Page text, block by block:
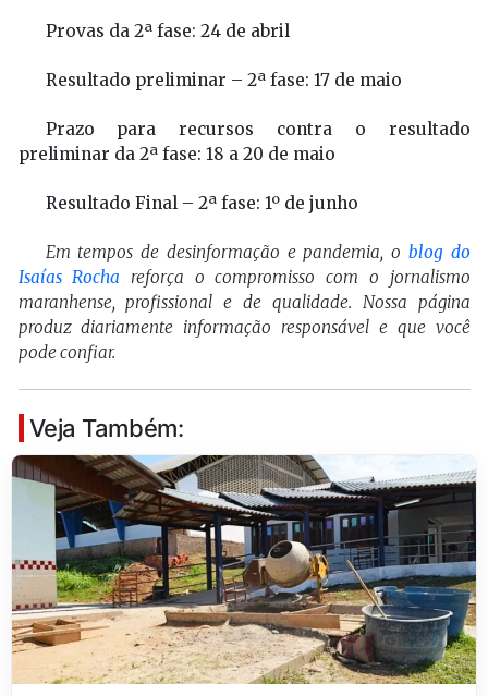
Provas da 2ª fase: 24 de abril
Resultado preliminar – 2ª fase: 17 de maio
Prazo para recursos contra o resultado
preliminar da 2ª fase: 18 a 20 de maio
Resultado Final – 2ª fase: 1º de junho
Em tempos de desinformação e pandemia, o blog do
Isaías Rocha reforça o compromisso com o jornalismo
maranhense, profissional e de qualidade. Nossa página
produz diariamente informação responsável e que você
pode confiar.
Veja Também: